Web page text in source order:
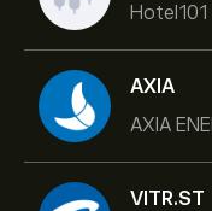
AXIA
AXIA
VITR.ST